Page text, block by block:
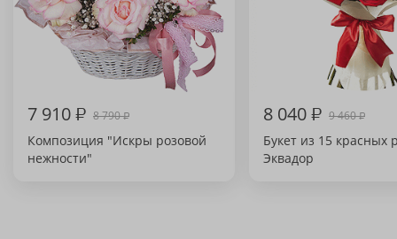
7 910₽ 8 790₽
Композиция "Искры розовой
нежности"
8 040₽ 9 460₽
Букет из 15 красных
Эквадор